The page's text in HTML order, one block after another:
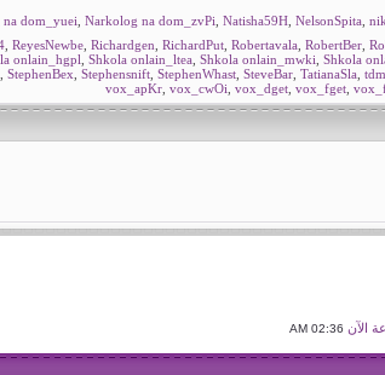
dom_yuei Narkolog na dom_zvPi Natisha59H, NelsonSpita
, ReyesNewbe, Richardgen RichardPut, Robertavala RobertBer,
onlain_hgpl Shkola onlain_ltea Shkola onlain_mwki Shkola
StephenBex Stephensnift, StephenWhast, SteveBar, TatianaSla
vox_apKr, vox_cwOi vox_dget, vox_fget,
الآن 02:36 AM